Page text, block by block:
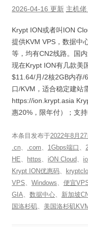
2026-04-16 更新 主机佬
Krypt ION或者叫ION
提供KVM VPS，数据中
等，均有CN2线路。国
现在Krypt ION有几款美
$11.64/月/2核2GB内存/
口/KVM，适合稳定建站
https://ion.krypt.asia
惠20%，限年付）；支
本条目发布于2022年8月27
.cn、 .com、 1Gbps端口 、
HE、 https、 iON Cloud、
Krypt ION优惠码、
VPS、 Windows、 便宜
GIA、 数据中心、 新加坡
国洛杉矶、 美国洛杉矶